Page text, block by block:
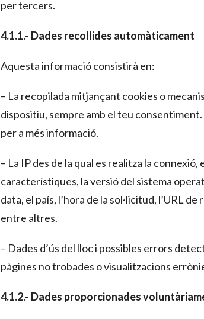
per tercers.
4.1.1.- Dades recollides automàticament
Aquesta informació consistirà en:
– La recopilada mitjançant cookies o
dispositiu, sempre amb el teu
per a més informació.
– La IP des de la qual es realitza la
característiques, la versió del sistema
data, el país, l’hora de la sol·licitud, l’URL
entre altres.
– Dades d’ús del lloc i possibles errors
pàgines no trobades o visualitzacions
4.1.2.- Dades proporcionades